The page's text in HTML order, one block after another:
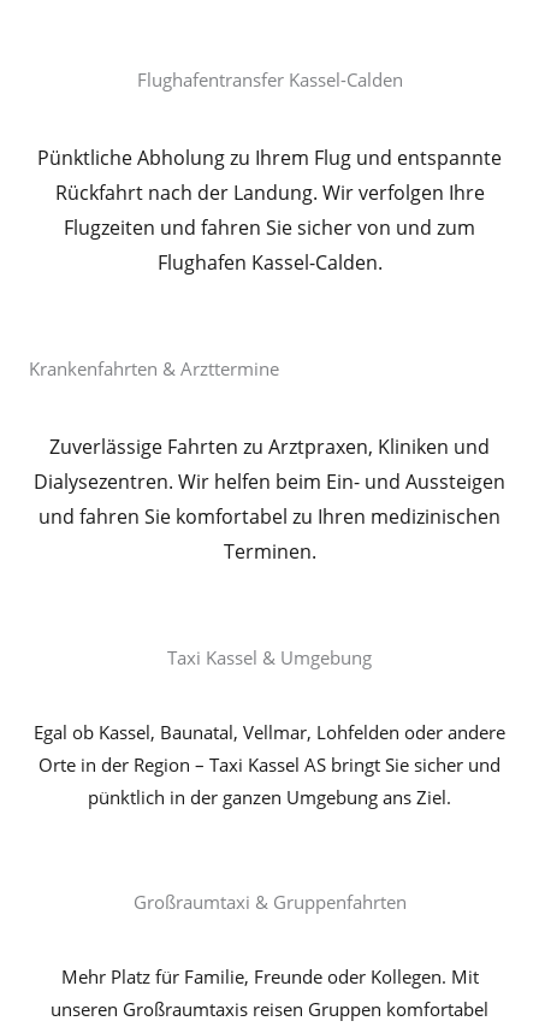
Flughafentransfer Kassel-Calden​
Pünktliche Abholung zu Ihrem Flug und entspannte
Rückfahrt nach der Landung. Wir verfolgen Ihre
Flugzeiten und fahren Sie sicher von und zum
Flughafen Kassel-Calden.
Krankenfahrten & Arzttermine
Zuverlässige Fahrten zu Arztpraxen, Kliniken und
Dialysezentren. Wir helfen beim Ein- und Aussteigen
und fahren Sie komfortabel zu Ihren medizinischen
Terminen.
Taxi Kassel & Umgebung
Egal ob Kassel, Baunatal, Vellmar, Lohfelden oder andere
Orte in der Region – Taxi Kassel AS bringt Sie sicher und
pünktlich in der ganzen Umgebung ans Ziel.
Großraumtaxi & Gruppenfahrten
Mehr Platz für Familie, Freunde oder Kollegen. Mit
unseren Großraumtaxis reisen Gruppen komfortabel